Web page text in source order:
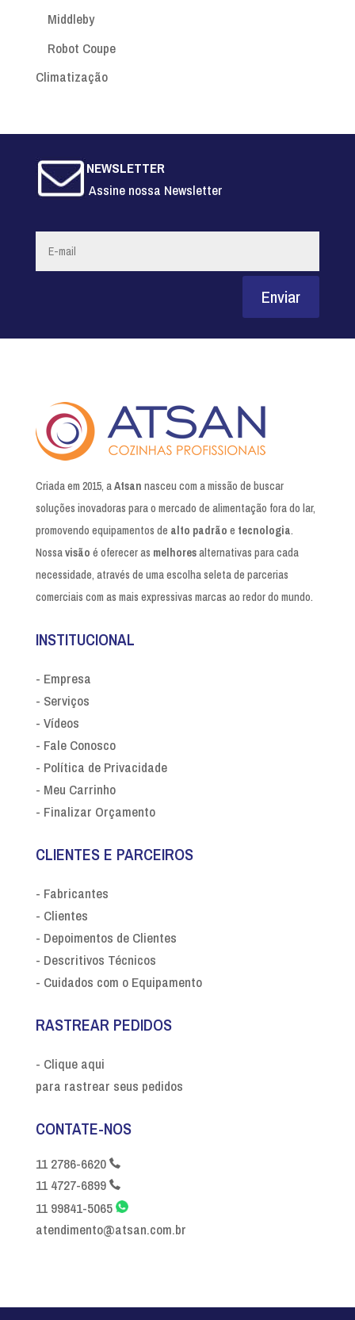
Middleby
Robot Coupe
Climatização
NEWSLETTER
Assine nossa Newsletter
Enviar
Criada em 2015, aAtsan nasceu com a missão de buscar
soluções inovadoras para o mercado de alimentação fora do lar,
promovendo equipamentos de alto padrão e tecnologia.
Nossavisão é oferecer as melhoresalternativas para cada
necessidade, através de uma escolha seleta de parcerias
comerciais com as mais expressivas marcas ao redor do mundo.
INSTITUCIONAL
- Empresa
- Serviços
- Vídeos
- Fale Conosco
- Política de Privacidade
- Meu Carrinho
- Finalizar Orçamento
CLIENTES E PARCEIROS
- Fabricantes
- Clientes
- Depoimentos de Clientes
- Descritivos Técnicos
- Cuidados com o Equipamento
RASTREAR PEDIDOS
- Clique aqui
para rastrear seus pedidos
CONTATE-NOS
11 2786-6620
11 4727-6899
11 99841-5065
atendimento@atsan.com.br